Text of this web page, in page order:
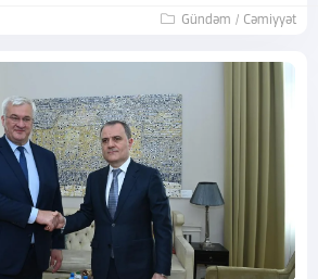
Gündəm / Cəmiyyət